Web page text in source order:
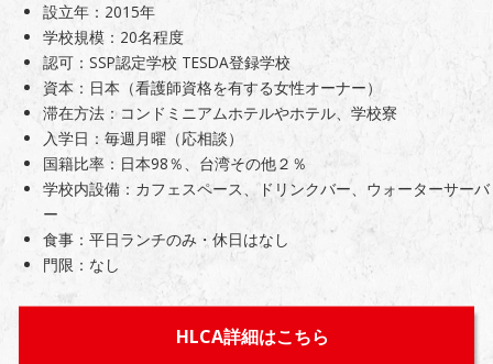
設立年：2015年
学校規模：20名程度
認可：SSP認定学校 TESDA登録学校
資本：日本（看護師資格を有する女性オーナー）
滞在方法：コンドミニアムホテルやホテル、学校寮
入学日：毎週月曜（応相談）
国籍比率：日本98％、台湾その他２％
学校内設備：カフェスペース、ドリンクバー、ウォーターサーバ
ー
食事：平日ランチのみ・休日はなし
門限：なし
HLCA詳細はこちら